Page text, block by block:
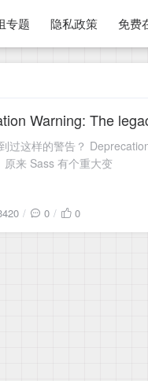
专题 隐私政策 免费
Warning: The
样的警告？ Deprecation Warning:
原来 Sass 有个重大变
0 0